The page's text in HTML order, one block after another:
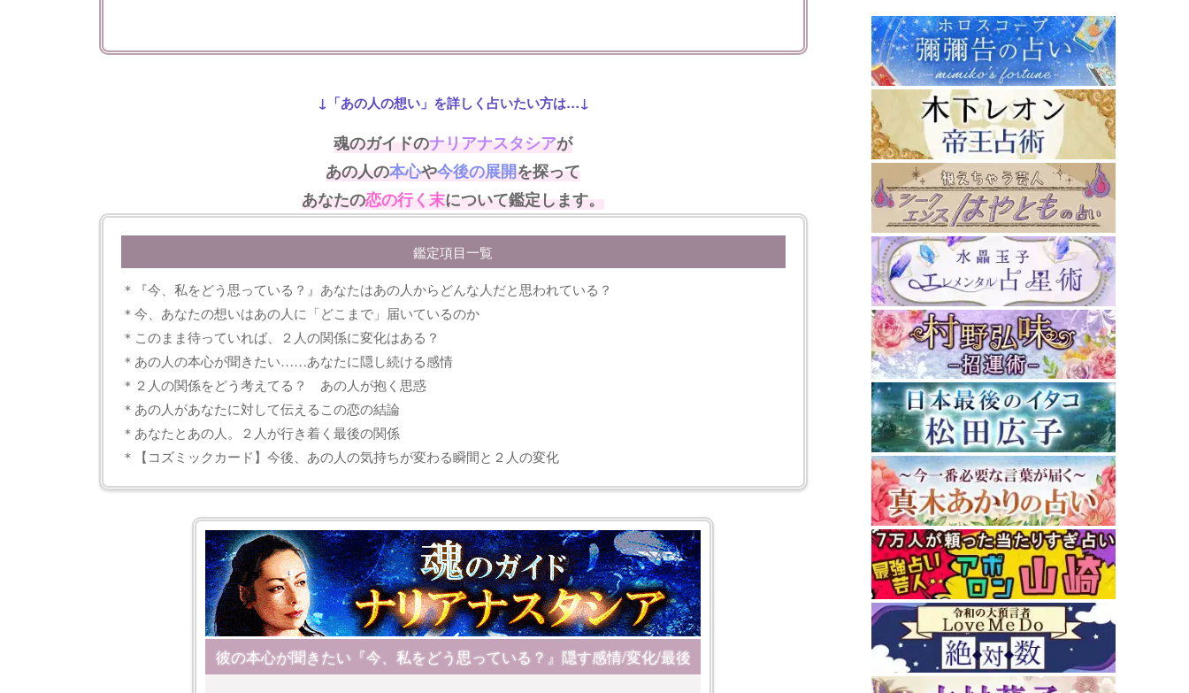
↓「あの人の想い」を詳しく占いたい方は…↓
魂のガイドのナリアナスタシアが
あの人の本心や今後の展開を探って
あなたの恋の行く末について鑑定します。
鑑定項目一覧
＊『今、私をどう思っている？』あなたはあの人からどんな人だと思われている？
＊今、あなたの想いはあの人に「どこまで」届いているのか
＊このまま待っていれば、２人の関係に変化はある？
＊あの人の本心が聞きたい……あなたに隠し続ける感情
＊２人の関係をどう考えてる？ あの人が抱く思惑
＊あの人があなたに対して伝えるこの恋の結論
＊あなたとあの人。２人が行き着く最後の関係
＊【コズミックカード】今後、あの人の気持ちが変わる瞬間と２人の変化
彼の本心が聞きたい『今、私をどう思っている？』隠す感情/変化/最後